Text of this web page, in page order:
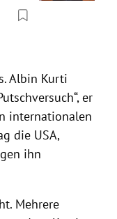
Albin Kurti
er
internationalen
die USA,
ihn
Mehrere